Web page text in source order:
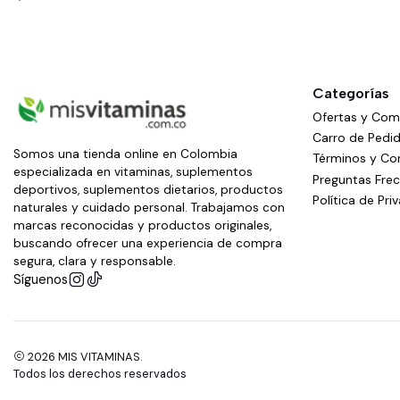
Somos una tienda online en Colombia
especializada en vitaminas, suplementos
deportivos, suplementos dietarios, productos
naturales y cuidado personal. Trabajamos con
marcas reconocidas y productos originales,
buscando ofrecer una experiencia de compra
segura, clara y responsable.
Síguenos
Categorías
Ofertas y
Carro de
Términos y
Preguntas
Política de
2026 MIS VITAMINAS.
Todos los derechos reservados